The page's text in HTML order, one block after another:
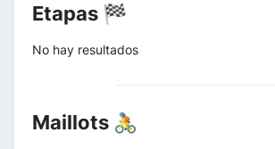
Etapas 🏁
No hay resultados
Maillots 🚴